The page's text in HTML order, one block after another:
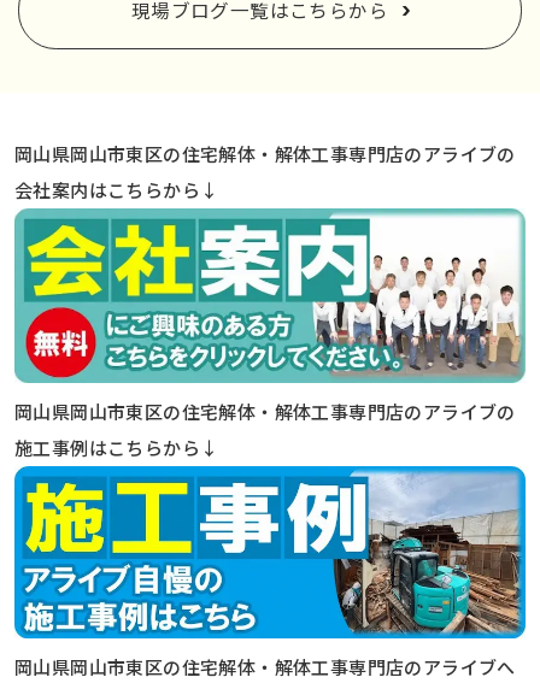
現場ブログ一覧はこちらから
岡山県岡山市東区の住宅解体・解体工事専門店のアライブの
会社案内はこちらから↓
岡山県岡山市東区の住宅解体・解体工事専門店のアライブの
施工事例はこちらから↓
岡山県岡山市東区の住宅解体・解体工事専門店のアライブへ